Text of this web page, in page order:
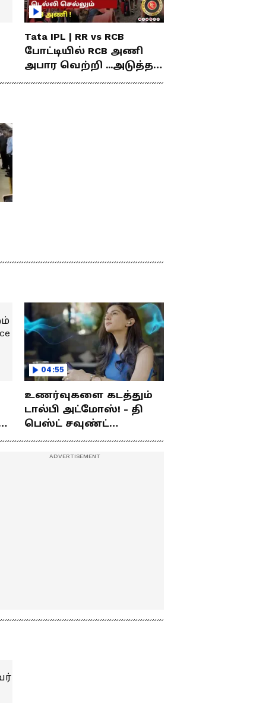
Tata IPL | RR vs RCB
போட்டியில் RCB அணி
அபார வெற்றி ...அடுத்த
போட்டிகாக டெல்லி
04:55
உணர்வுகளை கடத்தும்
டால்பி அட்மோஸ்! - தி
பெஸ்ட் சவுண்ட்